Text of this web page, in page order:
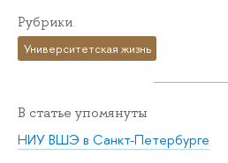
Рубрики
Университетская жизнь
В статье упомянуты
НИУ ВШЭ в Санкт-Петербурге